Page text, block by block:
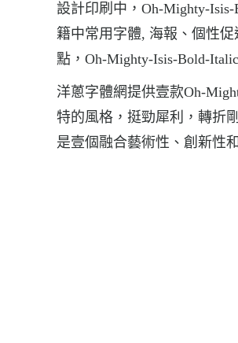
設計印刷中，Oh-Mighty-
籍中常用字體, 海報、個性
點，Oh-Mighty-Isis-Bold-
洋蔥字體網提供壹款Oh-
特的風格，挺勁犀利，轉折
是壹個融合藝術性、創新性